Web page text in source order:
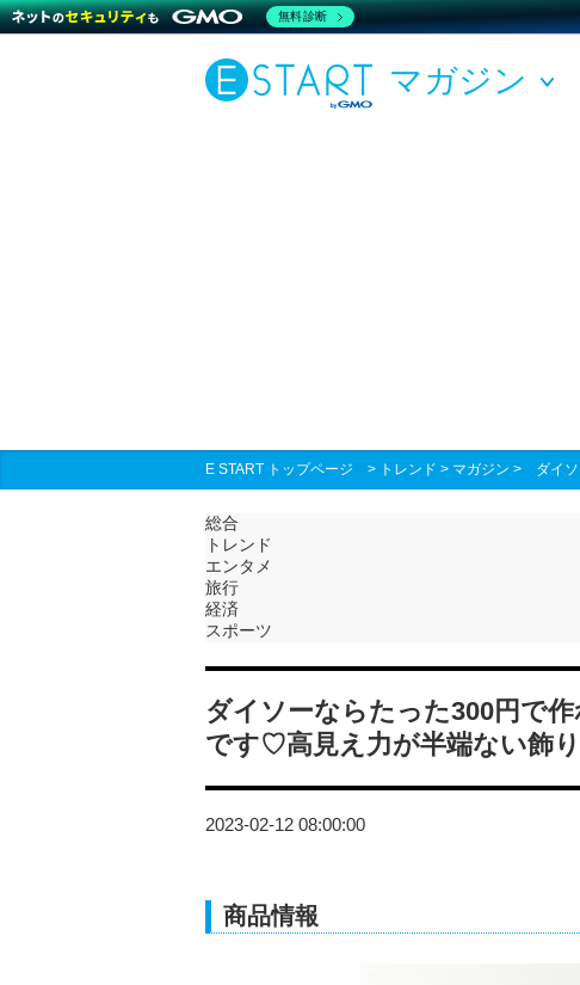
マガジン
E START トップページ > トレンド > マガジン > ダイ
総合
トレンド
エンタメ
旅行
経済
スポーツ
ダイソーならたった300円で
です♡高見え力が半端ない飾
2023-02-12 08:00:00
商品情報
無料診断